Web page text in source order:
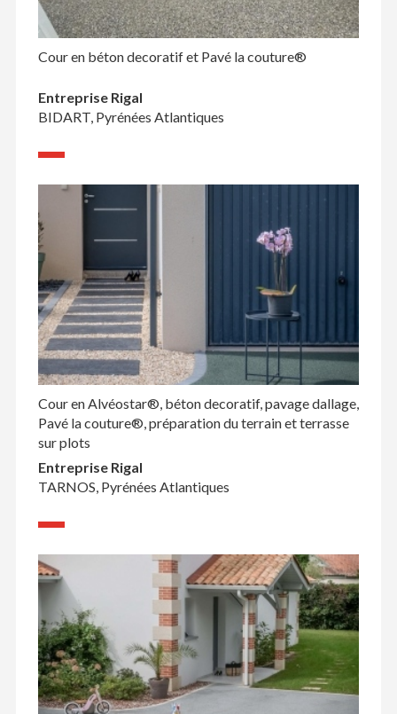
Cour en béton decoratif et Pavé la couture®
Entreprise Rigal
BIDART, Pyrénées Atlantiques
Cour en Alvéostar®, béton decoratif, pavage dallage,
Pavé la couture®, préparation du terrain et terrasse
sur plots
Entreprise Rigal
TARNOS, Pyrénées Atlantiques